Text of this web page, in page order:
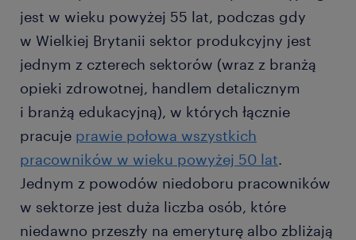
jest w wieku powyżej 55 lat, podczas gdy
w Wielkiej Brytanii sektor produkcyjny jest
jednym z czterech sektorów (wraz z branżą
opieki zdrowotnej, handlem detalicznym
i branżą edukacyjną), w których łącznie
pracuje prawie połowa wszystkich
pracowników w wieku powyżej 50 lat.
Jednym z powodów niedoboru pracowników
w sektorze jest duża liczba osób, które
niedawno przeszły na emeryturę albo zbliżają